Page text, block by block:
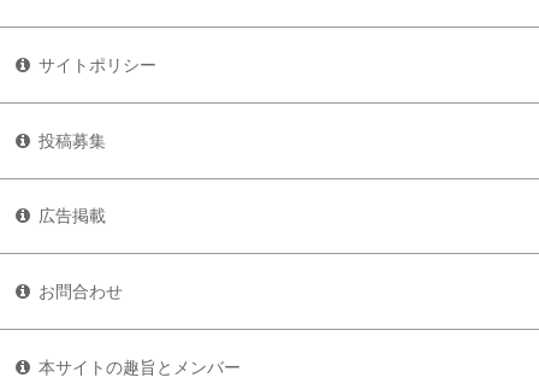
サイトポリシー
投稿募集
広告掲載
お問合わせ
本サイトの趣旨とメンバー